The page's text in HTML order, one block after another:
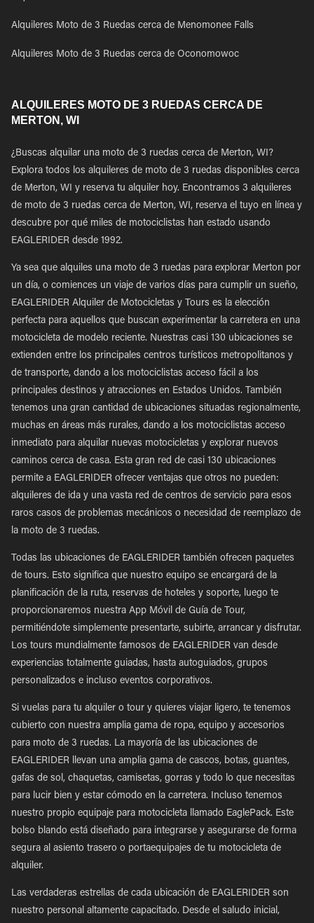
Alquileres Moto de 3 Ruedas cerca de Menomonee Falls
Alquileres Moto de 3 Ruedas cerca de Oconomowoc
ALQUILERES MOTO DE 3 RUEDAS CERCA DE
MERTON, WI
¿Buscas alquilar una moto de 3 ruedas cerca de Merton, WI?
Explora todos los alquileres de moto de 3 ruedas disponibles cerca
de Merton, WI y reserva tu alquiler hoy. Encontramos 3 alquileres
de moto de 3 ruedas cerca de Merton, WI, reserva el tuyo en línea y
descubre por qué miles de motociclistas han estado usando
EAGLERIDER desde 1992.
Ya sea que alquiles una moto de 3 ruedas para explorar Merton por
un día, o comiences un viaje de varios días para cumplir un sueño,
EAGLERIDER Alquiler de Motocicletas y Tours es la elección
perfecta para aquellos que buscan experimentar la carretera en una
motocicleta de modelo reciente. Nuestras casi 130 ubicaciones se
extienden entre los principales centros turísticos metropolitanos y
de transporte, dando a los motociclistas acceso fácil a los
principales destinos y atracciones en Estados Unidos. También
tenemos una gran cantidad de ubicaciones situadas regionalmente,
muchas en áreas más rurales, dando a los motociclistas acceso
inmediato para alquilar nuevas motocicletas y explorar nuevos
caminos cerca de casa. Esta gran red de casi 130 ubicaciones
permite a EAGLERIDER ofrecer ventajas que otros no pueden:
alquileres de ida y una vasta red de centros de servicio para esos
raros casos de problemas mecánicos o necesidad de reemplazo de
la moto de 3 ruedas.
Todas las ubicaciones de EAGLERIDER también ofrecen paquetes
de tours. Esto significa que nuestro equipo se encargará de la
planificación de la ruta, reservas de hoteles y soporte, luego te
proporcionaremos nuestra App Móvil de Guía de Tour,
permitiéndote simplemente presentarte, subirte, arrancar y disfrutar.
Los tours mundialmente famosos de EAGLERIDER van desde
experiencias totalmente guiadas, hasta autoguiados, grupos
personalizados e incluso eventos corporativos.
Si vuelas para tu alquiler o tour y quieres viajar ligero, te tenemos
cubierto con nuestra amplia gama de ropa, equipo y accesorios
para moto de 3 ruedas. La mayoría de las ubicaciones de
EAGLERIDER llevan una amplia gama de cascos, botas, guantes,
gafas de sol, chaquetas, camisetas, gorras y todo lo que necesitas
para lucir bien y estar cómodo en la carretera. Incluso tenemos
nuestro propio equipaje para motocicleta llamado EaglePack. Este
bolso blando está diseñado para integrarse y asegurarse de forma
segura al asiento trasero o portaequipajes de tu motocicleta de
alquiler.
Las verdaderas estrellas de cada ubicación de EAGLERIDER son
nuestro personal altamente capacitado. Desde el saludo inicial,